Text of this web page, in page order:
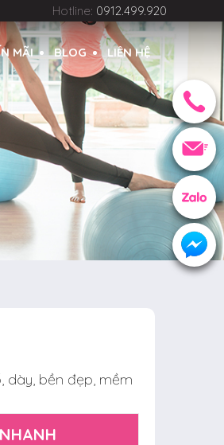
Hotline: 0912.499.920
MÃI BLOG LIÊN HỆ
dày, bền đẹp, mềm